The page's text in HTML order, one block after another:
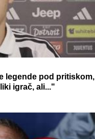
legende pod pritiskom,
igrač, ali..."